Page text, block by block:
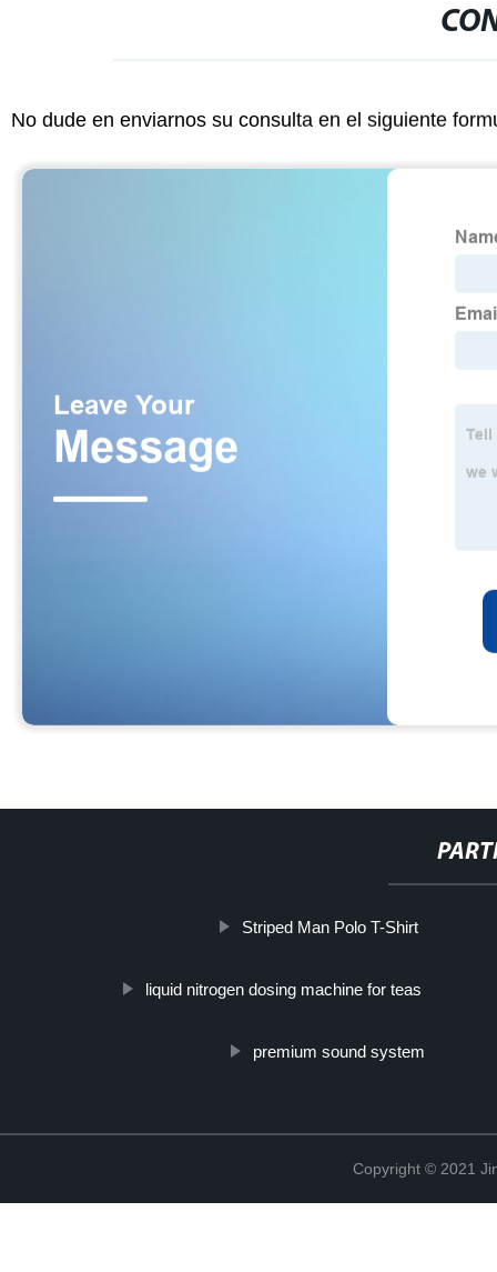
No dude en enviarnos su consulta en el siguiente
Striped Man Polo T-Shirt
liquid nitrogen dosing machine for teas
premium sound system
Copyright © 2021